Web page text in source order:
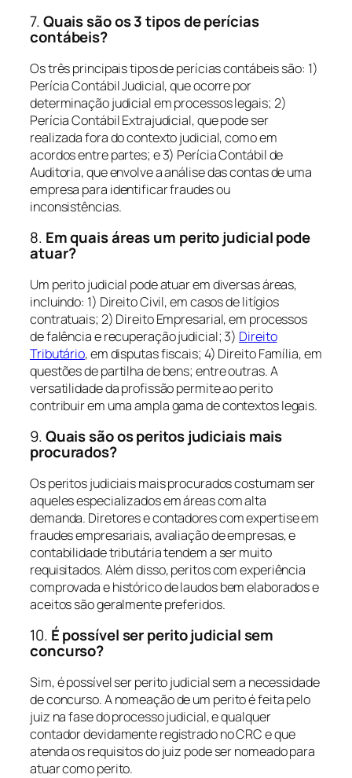
7.Quais são os 3 tipos de perícias
contábeis?
Os três principais tipos de perícias contábeis são: 1)
Perícia Contábil Judicial, que ocorre por
determinação judicial em processos legais; 2)
Perícia Contábil Extrajudicial, que pode ser
realizada fora do contexto judicial, como em
acordos entre partes; e 3) Perícia Contábil de
Auditoria, que envolve a análise das contas de uma
empresa para identificar fraudes ou
inconsistências.
8. Em quais áreas um perito judicial pode
atuar?
Um perito judicial pode atuar em diversas áreas,
incluindo: 1) Direito Civil, em casos de litígios
contratuais; 2) Direito Empresarial, em processos
de falência e recuperação judicial; 3) Direito
Tributário, em disputas fiscais; 4) Direito Família, em
questões de partilha de bens; entre outras. A
versatilidade da profissão permite ao perito
contribuir em uma ampla gama de contextos legais.
9.Quais são os peritos judiciais mais
procurados?
Os peritos judiciais mais procurados costumam ser
aqueles especializados em áreas com alta
demanda. Diretores e contadores com expertise em
fraudes empresariais, avaliação de empresas, e
contabilidade tributária tendem a ser muito
requisitados. Além disso, peritos com experiência
comprovada e histórico de laudos bem elaborados e
aceitos são geralmente preferidos.
10. É possível ser perito judicial sem
concurso?
Sim, é possível ser perito judicial sem a necessidade
de concurso. A nomeação de um perito é feita pelo
juiz na fase do processo judicial, e qualquer
contador devidamente registrado no CRC e que
atenda os requisitos do juiz pode ser nomeado para
atuar como perito.